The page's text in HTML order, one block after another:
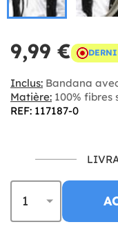
9,99 €
Inclus: Bandana
Matière: 100% fibres
REF: 117187-0